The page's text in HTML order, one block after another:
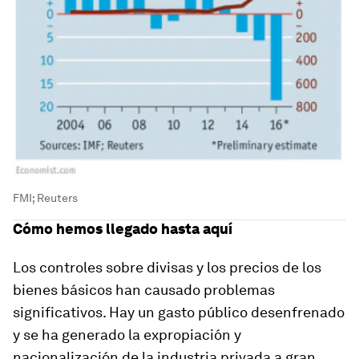
FMI; Reuters
Cómo hemos llegado hasta aquí
Los controles sobre divisas y los precios de los
bienes básicos han causado problemas
significativos. Hay un gasto público desenfrenado
y se ha generado la expropiación y